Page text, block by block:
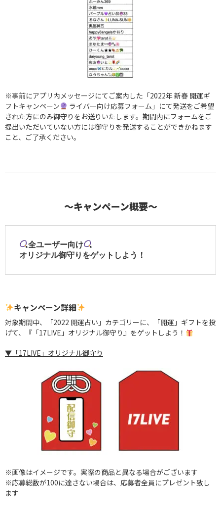
※事前にアプリ内メッセージにてご案内した「2022年 新春 開運ギ
フトキャンペーン
ライバー向け応募フォーム」にて発送をご希望
された方にのみ御守りをお送りいたします。期間内にフォームをご
提出いただいていない方には御守りを発送することができかねます
こと、ご了承ください。
〜キャンペーン概要〜
全ユーザー向け
オリジナル御守りをゲットしよう！
キャンペーン詳細
対象期間中、「2022 開運占い」カテゴリーに、「開運」ギフトを投
げて、『「17LIVE」オリジナル御守り』をゲットしよう！
▼「17LIVE」オリジナル御守り
※画像はイメージです。実際の商品と異なる場合がございます
※応募総数が100に達さない場合は、応募者全員にプレゼント致し
ます